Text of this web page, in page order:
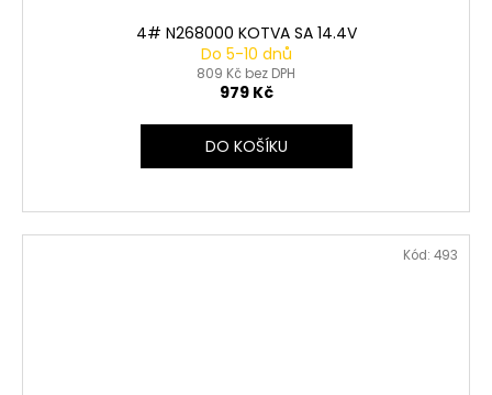
4# N268000 KOTVA SA 14.4V
Do 5-10 dnů
809 Kč bez DPH
979 Kč
DO KOŠÍKU
Kód: 493